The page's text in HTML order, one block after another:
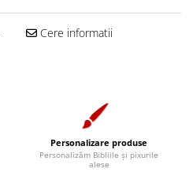
Cere informatii
Personalizare produse
Personalizăm Bibliile și pixurile
alese